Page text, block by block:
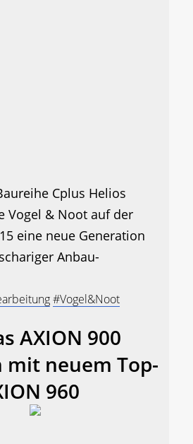
Cplus Helios
Vogel & Noot auf der
eine neue Generation
Anbau-
#Vogel&Noot
AXION 900
neuem Top-
960